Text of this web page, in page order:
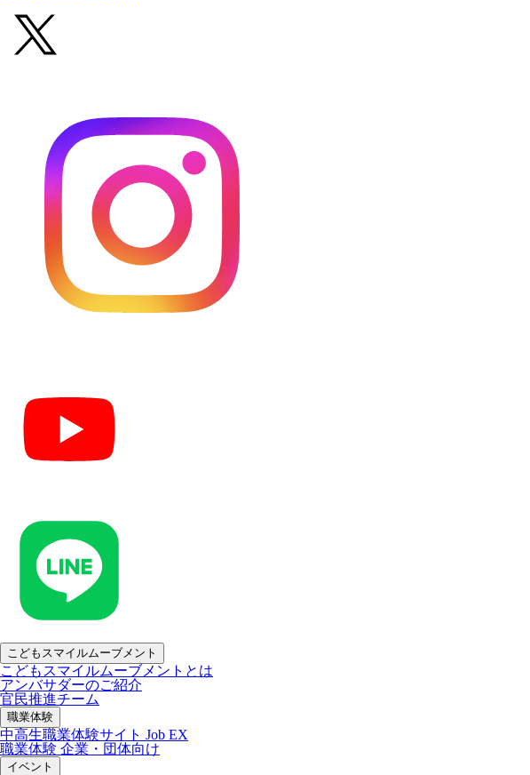
こどもスマイルムーブメント
こどもスマイルムーブメントとは
アンバサダーのご紹介
官民推進チーム
職業体験
中高生職業体験サイト Job EX
職業体験 企業・団体向け
イベント